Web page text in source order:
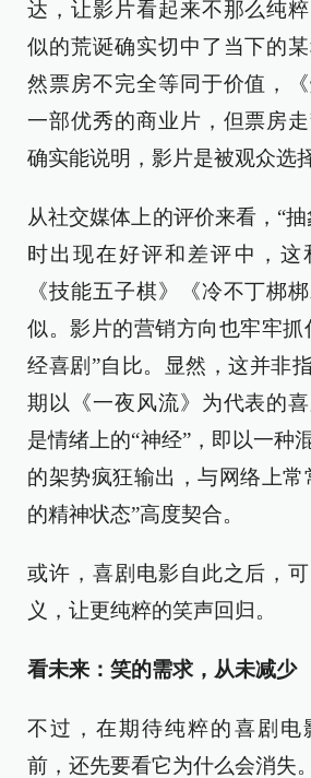
达，让影片看起来不那么纯
似的荒诞确实切中了当下的
然票房不完全等同于价值，
一部优秀的商业片，但票房
确实能说明，影片是被观众选
从社交媒体上的评价来看，“
时出现在好评和差评中，这
《技能五子棋》《冷不丁梆
似。影片的营销方向也牢牢抓
经喜剧”自比。显然，这并非
期以《一夜风流》为代表的
是情绪上的“神经”，即以一种
的架势疯狂输出，与网络上常
的精神状态”高度契合。
或许，喜剧电影自此之后，
义，让更纯粹的笑声回归。
看未来：笑的需求，从未减少
不过，在期待纯粹的喜剧电
前，还先要看它为什么会消失。